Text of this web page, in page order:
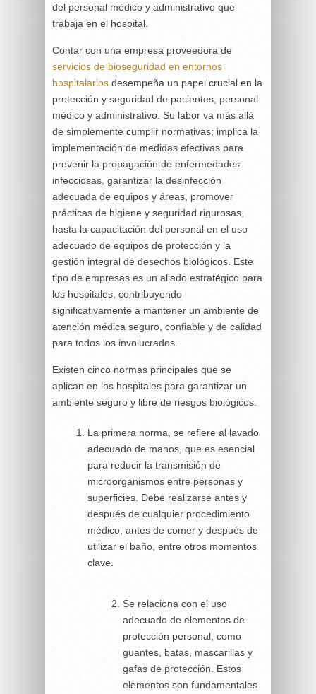
del personal médico y administrativo que
trabaja en el hospital.
Contar con una empresa proveedora de
servicios de bioseguridad en entornos
hospitalarios desempeña un papel crucial en la
protección y seguridad de pacientes, personal
médico y administrativo. Su labor va más allá
de simplemente cumplir normativas; implica la
implementación de medidas efectivas para
prevenir la propagación de enfermedades
infecciosas, garantizar la desinfección
adecuada de equipos y áreas, promover
prácticas de higiene y seguridad rigurosas,
hasta la capacitación del personal en el uso
adecuado de equipos de protección y la
gestión integral de desechos biológicos. Este
tipo de empresas es un aliado estratégico para
los hospitales, contribuyendo
significativamente a mantener un ambiente de
atención médica seguro, confiable y de calidad
para todos los involucrados.
Existen cinco normas principales que se
aplican en los hospitales para garantizar un
ambiente seguro y libre de riesgos biológicos.
La primera norma, se refiere al lavado
adecuado de manos, que es esencial
para reducir la transmisión de
microorganismos entre personas y
superficies. Debe realizarse antes y
después de cualquier procedimiento
médico, antes de comer y después de
utilizar el baño, entre otros momentos
clave.
Se relaciona con el uso
adecuado de elementos de
protección personal, como
guantes, batas, mascarillas y
gafas de protección. Estos
elementos son fundamentales